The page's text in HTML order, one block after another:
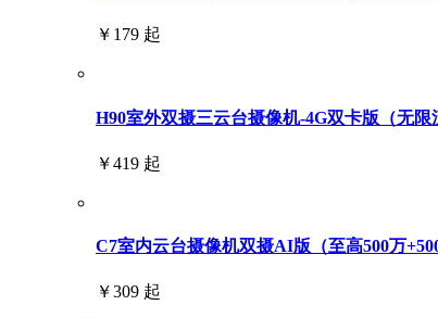
￥179 起
H90室外双摄三云台摄像机-4G双卡版（无限
￥419 起
C7室内云台摄像机双摄AI版（至高500万+500
￥309 起